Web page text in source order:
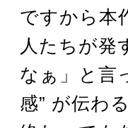
ですから本
人たちが発
なぁ」と言
感” が伝わ